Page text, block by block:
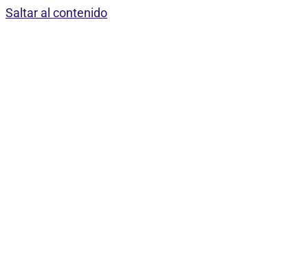
Saltar al contenido